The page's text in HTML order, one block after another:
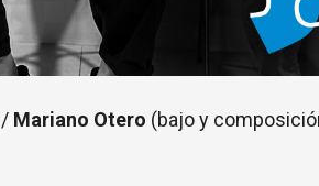
Mariano Otero (bajo y